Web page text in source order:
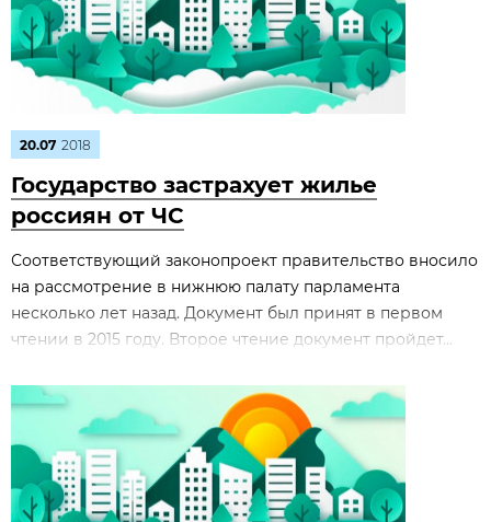
20.07 2018
Государство застрахует жилье
россиян от ЧС
Соответствующий законопроект правительство вносило
на рассмотрение в нижнюю палату парламента
несколько лет назад. Документ был принят в первом
чтении в 2015 году. Второе чтение документ пройдет...